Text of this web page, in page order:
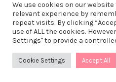
Vanwege een korte
maandag 3 augustus na
We use cookies on our
relevant experience by
repeat visits. By clicking
use of ALL the cookies.
Settings" to provide a
Cookie Settings Accept All
0